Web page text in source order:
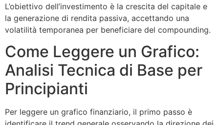
L’obiettivo dell’investimento è la crescita del capitale e
la generazione di rendita passiva, accettando una
volatilità temporanea per beneficiare del compounding.
Come Leggere un Grafico:
Analisi Tecnica di Base per
Principianti
Per leggere un grafico finanziario, il primo passo è